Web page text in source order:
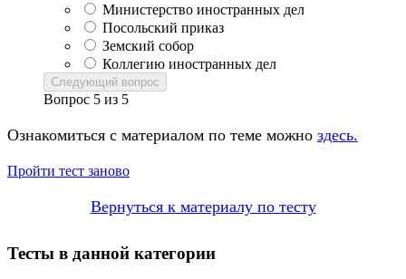
Министерство иностранных дел
Посольский приказ
Земский собор
Коллегию иностранных дел
Следующий вопрос
Вопрос 5 из 5
Ознакомиться с материалом по теме можно здесь.
Пройти тест заново
Вернуться к материалу по тесту
Тесты в данной категории